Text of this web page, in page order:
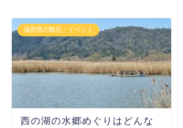
滋賀県の観光・イベント
西の湖の水郷めぐりはどんな